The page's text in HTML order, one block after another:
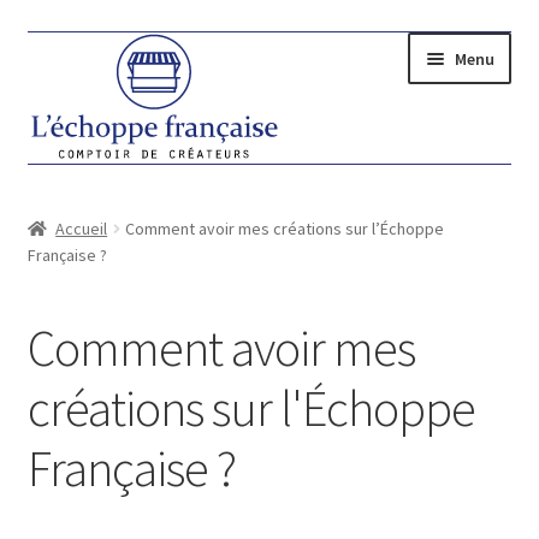
navigation
Menu
Créer ma boutique sur l’Échoppe Française
?
CADEAUX
Ouvrir
le
FEMME
Accueil
Comment avoir mes créations sur l’Échoppe
Française ?
Comment avoir mes
créations sur l'Échoppe
Française ?